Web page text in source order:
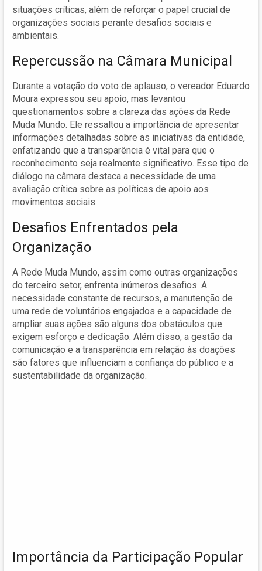
situações críticas, além de reforçar o papel crucial de
organizações sociais perante desafios sociais e
ambientais.
Repercussão na Câmara Municipal
Durante a votação do voto de aplauso, o vereador Eduardo
Moura expressou seu apoio, mas levantou
questionamentos sobre a clareza das ações da Rede
Muda Mundo. Ele ressaltou a importância de apresentar
informações detalhadas sobre as iniciativas da entidade,
enfatizando que a transparência é vital para que o
reconhecimento seja realmente significativo. Esse tipo de
diálogo na câmara destaca a necessidade de uma
avaliação crítica sobre as políticas de apoio aos
movimentos sociais.
Desafios Enfrentados pela
Organização
A Rede Muda Mundo, assim como outras organizações
do terceiro setor, enfrenta inúmeros desafios. A
necessidade constante de recursos, a manutenção de
uma rede de voluntários engajados e a capacidade de
ampliar suas ações são alguns dos obstáculos que
exigem esforço e dedicação. Além disso, a gestão da
comunicação e a transparência em relação às doações
são fatores que influenciam a confiança do público e a
sustentabilidade da organização.
Importância da Participação Popular